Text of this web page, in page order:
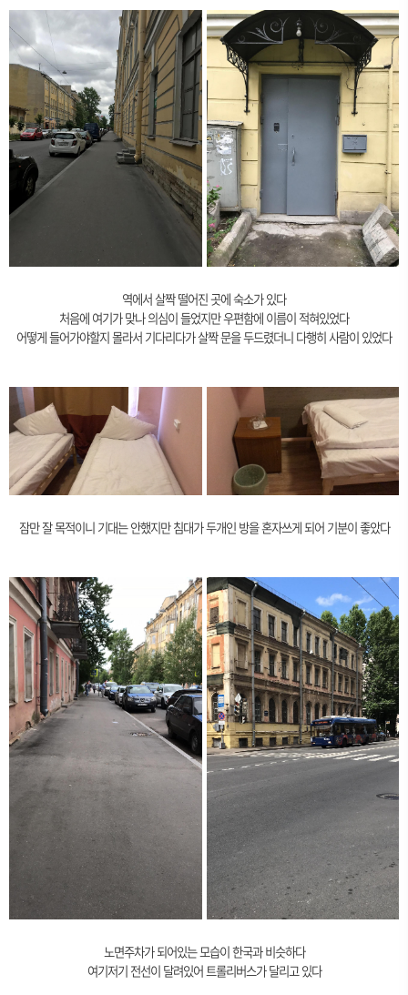
역에서 살짝 떨어진 곳에 숙소가 있다
처음에 여기가 맞나 의심이 들었지만 우편함에 이름이 적혀있었다
어떻게 들어가야할지 몰라서 기다리다가 살짝 문을 두드렸더니 다행히 사람이 있었다
잠만 잘 목적이니 기대는 안했지만 침대가 두개인 방을 혼자쓰게 되어 기분이 좋았다
노면주차가 되어있는 모습이 한국과 비슷하다
여기저기 전선이 달려있어 트롤리버스가 달리고 있다